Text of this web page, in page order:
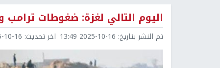
اليوم التالي لغزة: ضغوطات
تم النشر بتاريخ: 2025-10-16 13:49 اخر تحديث: 16 13:49